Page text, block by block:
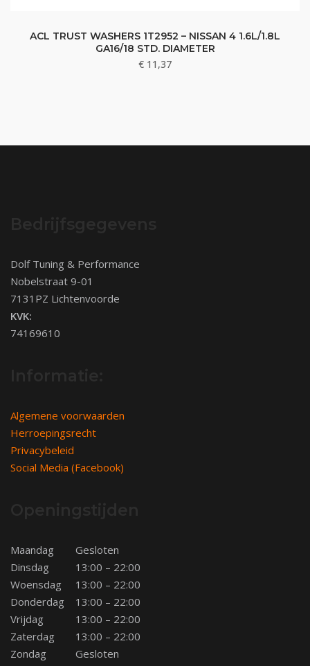
ACL TRUST WASHERS 1T2952 – NISSAN 4 1.6L/1.8L
GA16/18 STD. DIAMETER
€ 11,37
Dolf Tuning & Performance
Nobelstraat 9-01
7131PZ Lichtenvoorde
KVK:
74169610
Algemene voorwaarden
Herroepingsrecht
Privacybeleid
Social Media (Facebook)
Maandag
Gesloten
Dinsdag
13:00 – 22:00
Woensdag
13:00 – 22:00
Donderdag
13:00 – 22:00
Vrijdag
13:00 – 22:00
Zaterdag
13:00 – 22:00
Zondag
Gesloten